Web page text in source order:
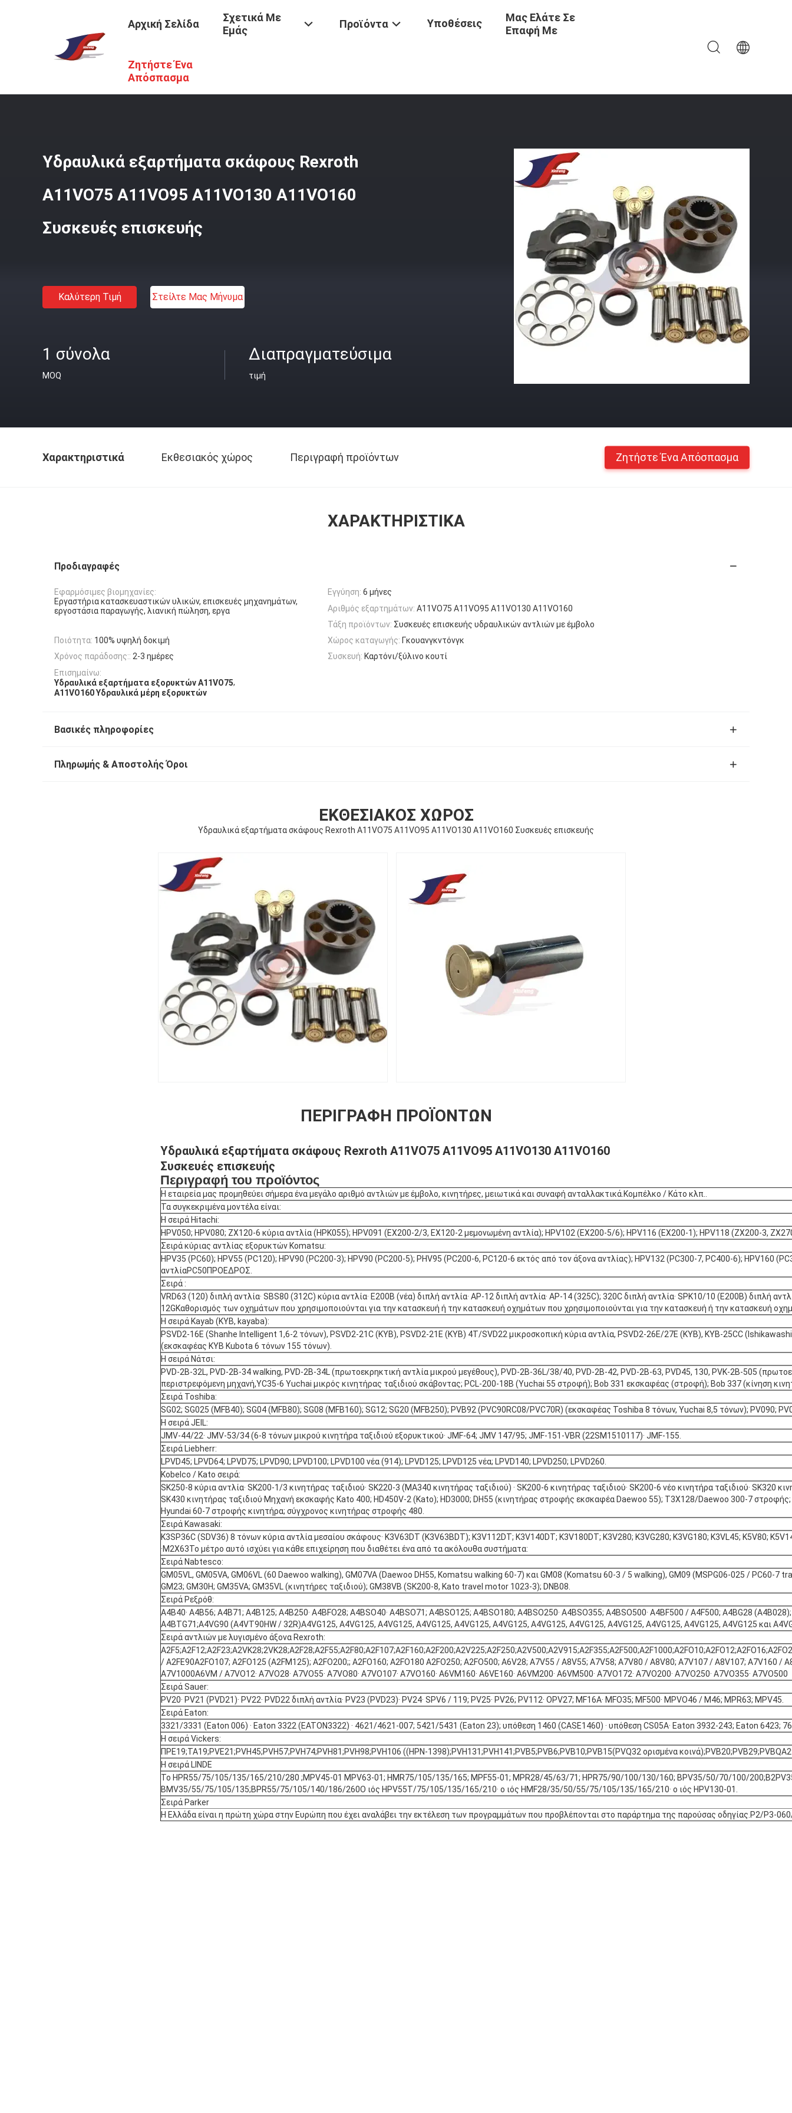
Αρχική Σελίδα
Σχετικά Με
Εμάς
Προϊόντα Υποθέσεις
Μας Ελάτε Σε
Επαφή Με
Ζητήστε Ένα
Απόσπασμα
Προϊόντα / Υδραυλικά Μέρη Εκσκαφέων
Υδραυλικά εξαρτήματα σκάφους Rexroth
A11VO75 A11VO95 A11VO130 A11VO160
Συσκευές επισκευής
Καλύτερη Τιμή Στείλτε Μας Μήνυμα
1 σύνολα
MOQ
Διαπραγματεύσιμα
τιμή
Χαρακτηριστικά Εκθεσιακός χώρος Περιγραφή προϊόντων Ζητήστε Ένα Απόσπασμα
ΧΑΡΑΚΤΗΡΙΣΤΙΚΆ
Προδιαγραφές
Εφαρμόσιμες βιομηχανίες:
Εργαστήρια κατασκευαστικών υλικών, επισκευές μηχανημάτων,
εργοστάσια παραγωγής, λιανική πώληση, εργα
Εγγύηση: 6 μήνες
Αριθμός εξαρτημάτων: Α11VO75 Α11VO95 Α11VO130 Α11VO160
Τάξη προϊόντων: Συσκευές επισκευής υδραυλικών αντλιών με έμβολο
Ποιότητα: 100% υψηλή δοκιμή Χώρος καταγωγής: Γκουανγκντόνγκ
Χρόνος παράδοσης:: 2-3 ημέρες Συσκευή: Καρτόνι/ξύλινο κουτί
Επισημαίνω:
Υδραυλικά εξαρτήματα εξορυκτών A11VO75,
Α11VO160 Υδραυλικά μέρη εξορυκτών
Βασικές πληροφορίες
Πληρωμής & Αποστολής Όροι
ΕΚΘΕΣΙΑΚΌΣ ΧΏΡΟΣ
Υδραυλικά εξαρτήματα σκάφους Rexroth A11VO75 A11VO95 A11VO130 A11VO160 Συσκευές επισκευής
ΠΕΡΙΓΡΑΦΉ ΠΡΟΪΌΝΤΩΝ
Υδραυλικά εξαρτήματα σκάφους Rexroth A11VO75 A11VO95 A11VO130 A11VO160
Συσκευές επισκευής
Περιγραφή του προϊόντος
Η εταιρεία μας προμηθεύει σήμερα ένα μεγάλο αριθμό αντλιών με έμβολο, κινητήρες, μειωτικά και συναφή ανταλλακτικά.Κομπέλκο / Κάτο κλπ..
Τα συγκεκριμένα μοντέλα είναι:
Η σειρά Hitachi:
HPV050; HPV080; ZX120-6 κύρια αντλία (HPK055); HPV091 (EX200-2/3, EX120-2 μεμονωμένη αντλία); HPV102 (EX200-5/6); HPV116 (EX200-1); HPV118 (ZX200-3,
Σειρά κύριας αντλίας εξορυκτών Komatsu:
HPV35 (PC60); HPV55 (PC120); HPV90 (PC200-3); HPV90 (PC200-5); PHV95 (PC200-6, PC120-6 εκτός από τον άξονα αντλίας); HPV132 (PC300-7, PC400-6); HPV160
αντλίαPC50ΠΡΟΕΔΡΟΣ.
Σειρά :
VRD63 (120) διπλή αντλία· SBS80 (312C) κύρια αντλία· E200B (νέα) διπλή αντλία· AP-12 διπλή αντλία· AP-14 (325C); 320C διπλή αντλία· SPK10/10 (E200B) διπλή
12GΚαθορισμός των οχημάτων που χρησιμοποιούνται για την κατασκευή ή την κατασκευή οχημάτων που χρησιμοποιούνται για την κατασκευή ή την κατασκευή
Η σειρά Kayab (KYB, kayaba):
PSVD2-16E (Shanhe Intelligent 1,6-2 τόνων), PSVD2-21C (KYB), PSVD2-21E (KYB) 4T/SVD22 μικροσκοπική κύρια αντλία, PSVD2-26E/27E (KYB), KYB-25CC
(εκσκαφέας KYB Kubota 6 τόνων 155 τόνων).
Η σειρά Νάτσι:
PVD-2B-32L, PVD-2B-34 walking, PVD-2B-34L (πρωτοεκρηκτική αντλία μικρού μεγέθους), PVD-2B-36L/38/40, PVD-2B-42, PVD-2B-63, PVD45, 130, PVK-2B-505
περιστρεφόμενη μηχανή,YC35-6 Yuchai μικρός κινητήρας ταξιδιού σκάβοντας; PCL-200-18B (Yuchai 55 στροφή); Bob 331 εκσκαφέας (στροφή); Bob 337 (κίνηση
Σειρά Toshiba:
SG02; SG025 (MFB40); SG04 (MFB80); SG08 (MFB160); SG12; SG20 (MFB250); PVB92 (PVC90RC08/PVC70R) (εκσκαφέας Toshiba 8 τόνων, Yuchai 8,5 τόνων); PV090;
Η σειρά JEIL:
JMV-44/22· JMV-53/34 (6-8 τόνων μικρού κινητήρα ταξιδιού εξορυκτικού· JMF-64; JMV 147/95; JMF-151-VBR (22SM1510117)· JMF-155.
Σειρά Liebherr:
LPVD45; LPVD64; LPVD75; LPVD90; LPVD100; LPVD100 νέα (914); LPVD125; LPVD125 νέα; LPVD140; LPVD250; LPVD260.
Kobelco / Kato σειρά:
SK250-8 κύρια αντλία· SK200-1/3 κινητήρας ταξιδιού· SK220-3 (MA340 κινητήρας ταξιδιού) · SK200-6 κινητήρας ταξιδιού· SK200-6 νέο κινητήρα ταξιδιού· SK320
SK430 κινητήρας ταξιδιού·Μηχανή εκσκαφής Kato 400; HD450V-2 (Kato); HD3000; DH55 (κινητήρας στροφής εκσκαφέα Daewoo 55); T3X128/Daewoo 300-7
Hyundai 60-7 στροφής κινητήρα; σύγχρονος κινητήρας στροφής 480.
Σειρά Kawasaki:
Κ3SP36C (SDV36) 8 τόνων κύρια αντλία μεσαίου σκάφους· K3V63DT (K3V63BDT); K3V112DT; K3V140DT; K3V180DT; K3V280; K3VG280; K3VG180; K3VL45; K5V80;
·M2X63Το μέτρο αυτό ισχύει για κάθε επιχείρηση που διαθέτει ένα από τα ακόλουθα συστήματα:
Σειρά Nabtesco:
GM05VL, GM05VA, GM06VL (60 Daewoo walking), GM07VA (Daewoo DH55, Komatsu walking 60-7) και GM08 (Komatsu 60-3 / 5 walking), GM09 (MSPG06-025 / PC60-7
GM23; GM30H; GM35VA; GM35VL (κινητήρες ταξιδιού); GM38VB (SK200-8, Kato travel motor 1023-3); DNB08.
Σειρά Ρεξρόθ:
Α4Β40· Α4Β56; Α4Β71; Α4Β125; Α4Β250· Α4ΒFO28; Α4ΒSO40· Α4ΒSO71; Α4ΒSO125; Α4ΒSO180; Α4ΒSO250· Α4ΒSO355; Α4ΒSO500· Α4ΒF500 / A4F500; Α4ΒG28
Α4ΒTG71;Α4VG90 (A4VT90HW / 32R)Α4VG125, A4VG125, A4VG125, A4VG125, A4VG125, A4VG125, A4VG125, A4VG125, A4VG125, A4VG125, A4VG125, A4VG125 και
Σειρά αντλιών με λυγισμένο άξονα Rexroth:
/ A2FE90Α2FO107; A2FO125 (A2FM125); A2FO200;; A2FO160; A2FO180 A2FO250; A2FO500; A6V28; A7V55 / A8V55; A7V58; A7V80 / A8V80; A7V107 / A8V107; A7V160 /
A7V1000Α6VM / A7VO12· A7VO28· A7VO55· A7VO80· A7VO107· A7VO160· A6VM160· A6VE160· A6VM200· A6VM500· A7VO172· A7VO200· A7VO250· A7VO355· A7VO500
Σειρά Sauer:
PV20· PV21 (PVD21)· PV22· PVD22 διπλή αντλία· PV23 (PVD23)· PV24· SPV6 / 119; PV25· PV26; PV112· OPV27; MF16A· MFO35; MF500· MPVO46 / M46; MPR63; MPV45.
Σειρά Eaton:
3321/3331 (Eaton 006) · Eaton 3322 (EATON3322) · 4621/4621-007; 5421/5431 (Eaton 23); υπόθεση 1460 (CASE1460) · υπόθεση CS05A· Eaton 3932-243; Eaton 6423;
Η σειρά Vickers:
ΠΡΕ19;TA19;PVE21;PVH45;PVH57;PVH74;PVH81;PVH98;PVH106 ((HPN-1398);PVH131;PVH141;PVB5;PVB6;PVB10;PVB15(PVQ32 ορισμένα
Η σειρά LINDE
Το HPR55/75/105/135/165/210/280 ;MPV45-01 MPV63-01; HMR75/105/135/165; MPF55-01; MPR28/45/63/71; HPR75/90/100/130/160; BPV35/50/70/100/
BMV35/55/75/105/135;BPR55/75/105/140/186/260Ο ιός HPV55T/75/105/135/165/210· ο ιός HMF28/35/50/55/75/105/135/165/210· ο ιός HPV130-01.
Σειρά Parker
Η Ελλάδα είναι η πρώτη χώρα στην Ευρώπη που έχει αναλάβει την εκτέλεση των προγραμμάτων που προβλέπονται στο παράρτημα της παρούσας οδηγίας.P2/P3-